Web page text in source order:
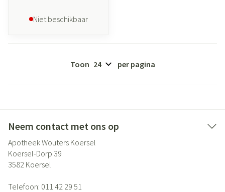
Niet beschikbaar
Toon per pagina
Neem contact met ons op
Apotheek Wouters Koersel
Koersel-Dorp 39
3582 Koersel
Telefoon: 011 42 29 51